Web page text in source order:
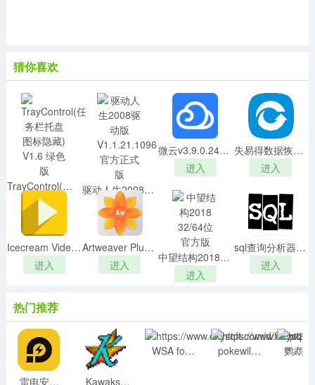
【支持游戏】
游戏PC版运行以下游戏基本没问题 移动版全部存在
破音现象 小部分贴图字体有问题 小部分游戏过程中会出现
卡死 需要等
待模拟器更新 或者存档跳过即可
《数码宝贝世界：复原》、《战神：斯巴达幽灵》、
《初音未来 歌姬计划》、《初音未来 歌姬计划2nd》、
《初音未来 歌姬计划EX》、《恋爱与选举与巧克力》、
《火影忍者疾风传 羁绊驱动》、《火影忍者 无幻城之
卷》、《火影忍者 究极觉醒3》、《火影忍者 究极冲
击》、《真三国无双联合突袭2》、《梦幻之星2无限》等
等。
猜你喜欢
TrayControl(任务栏托盘图标隐藏) V1.6 绿色版
进入
驱动人生2008驱动版 V1.1.21.1096 官方正式版
进入
微云v3.9.0.2404官方版
进入
失易得数据恢复 V7.0.1.0 官方版
进入
Icecream Video Editorv2.33绿色版
进入
Artweaver Plusv7.0.4中文绿色版
进入
中望结构2018 32/64位 官方版
进入
sql查询分析器v2.9.4绿色版
进入
热门推荐
雷电安卓模拟器5.0 V5.0.30 官方最新版 Kawaks电脑街机模拟器 V1.65 最新中文版
WSA for Windows 10(win10安卓子系统) V1.0 最新版 pokewilds(开源宝可梦同人游戏) V0.8.8 免费版